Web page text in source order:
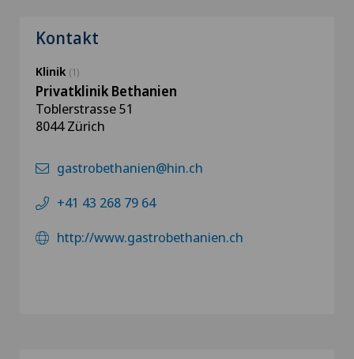
Kontakt
Klinik (1)
Privatklinik Bethanien
Toblerstrasse 51
8044 Zürich
gastrobethanien@hin.ch
+41 43 268 79 64
http://www.gastrobethanien.ch